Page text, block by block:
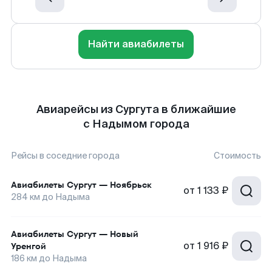
Найти авиабилеты
Авиарейсы из Сургута в ближайшие
с Надымом города
Рейсы в соседние города Стоимость
Авиабилеты Сургут — Ноябрьск
284 км до Надыма от 1 133 ₽
Авиабилеты Сургут — Новый
Уренгой
186 км до Надыма
от 1 916 ₽